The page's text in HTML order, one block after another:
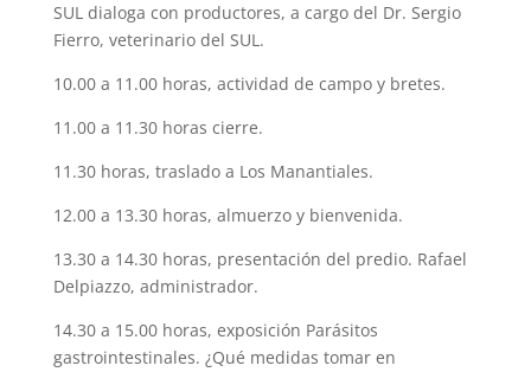
SUL dialoga con productores, a cargo del Dr. Sergio
Fierro, veterinario del SUL.
10.00 a 11.00 horas, actividad de campo y bretes.
11.00 a 11.30 horas cierre.
11.30 horas, traslado a Los Manantiales.
12.00 a 13.30 horas, almuerzo y bienvenida.
13.30 a 14.30 horas, presentación del predio. Rafael
Delpiazzo, administrador.
14.30 a 15.00 horas, exposición Parásitos
gastrointestinales. ¿Qué medidas tomar en